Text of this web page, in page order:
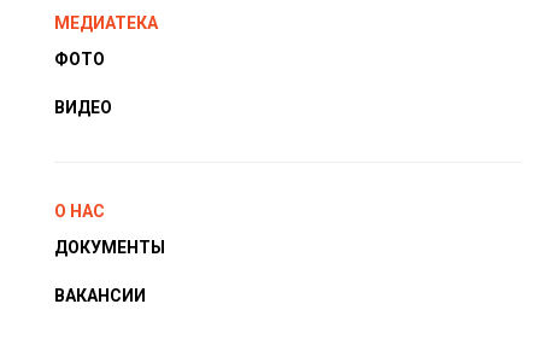
МЕДИАТЕКА
ФОТО
ВИДЕО
О НАС
ДОКУМЕНТЫ
ВАКАНСИИ